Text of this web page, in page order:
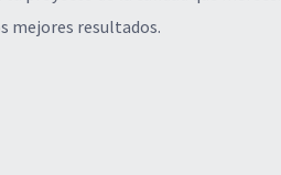
mejores resultados.